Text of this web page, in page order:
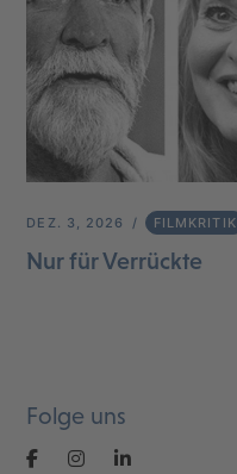
DEZ. 3, 2026 FILMKRITIK
Nur für Verrückte
Folge uns